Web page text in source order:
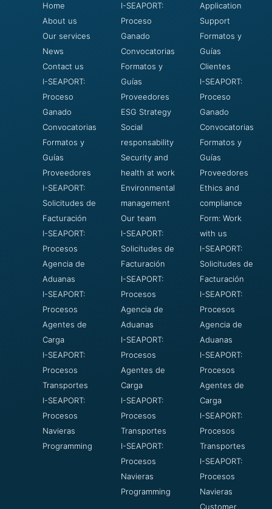
Home
About us
Our services
News
Contact us
I-SEAPORT:
Proceso
Ganado
Convocatorias
Formatos y
Guías
Proveedores
I-SEAPORT:
Solicitudes de
Facturación
I-SEAPORT:
Procesos
Agencia de
Aduanas
I-SEAPORT:
Procesos
Agentes de
Carga
I-SEAPORT:
Procesos
Transportes
I-SEAPORT:
Procesos
Navieras
Programming
I-SEAPORT:
Proceso
Ganado
Convocatorias
Formatos y
Guías
Proveedores
ESG Strategy
Social
responsability
Security and
health at work
Environmental
management
Our team
I-SEAPORT:
Solicitudes de
Facturación
I-SEAPORT:
Procesos
Agencia de
Aduanas
I-SEAPORT:
Procesos
Agentes de
Carga
I-SEAPORT:
Procesos
Transportes
I-SEAPORT:
Procesos
Navieras
Programming
Application
Support
Formatos y
Guías
Clientes
I-SEAPORT:
Proceso
Ganado
Convocatorias
Formatos y
Guías
Proveedores
Ethics and
compliance
Form: Work
with us
I-SEAPORT:
Solicitudes de
Facturación
I-SEAPORT:
Procesos
Agencia de
Aduanas
I-SEAPORT:
Procesos
Agentes de
Carga
I-SEAPORT:
Procesos
Transportes
I-SEAPORT:
Procesos
Navieras
Customer